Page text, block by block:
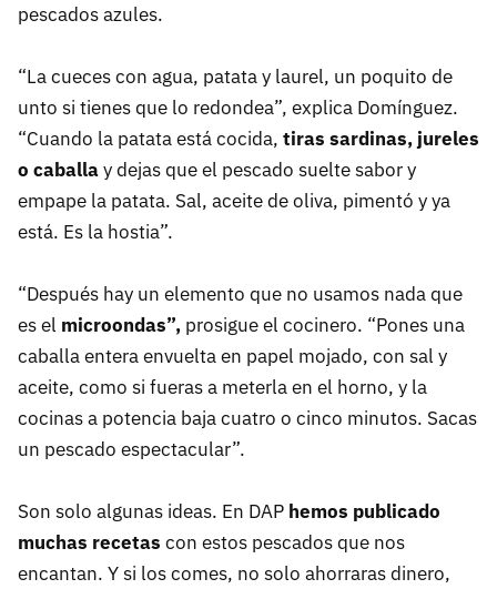
pescados azules.
“La cueces con agua, patata y laurel, un poquito de
unto si tienes que lo redondea”, explica Domínguez.
“Cuando la patata está cocida, tiras sardinas, jureles
o caballay dejas que el pescado suelte sabor y
empape la patata. Sal, aceite de oliva, pimentó y ya
está. Es la hostia”.
“Después hay un elemento que no usamos nada que
es el microondas”, prosigue el cocinero. “Pones una
caballa entera envuelta en papel mojado, con sal y
aceite, como si fueras a meterla en el horno, y la
cocinas a potencia baja cuatro o cinco minutos. Sacas
un pescado espectacular”.
Son solo algunas ideas. En DAP hemos publicado
muchas recetas con estos pescados que nos
encantan. Y si los comes, no solo ahorraras dinero,